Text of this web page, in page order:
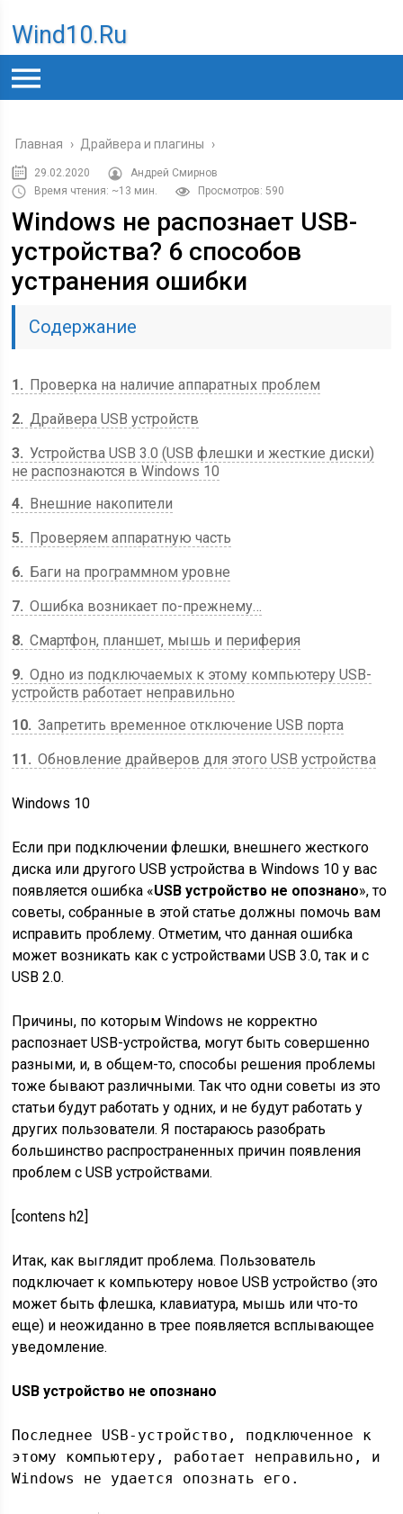
Wind10.ru
Главная › Драйвера и плагины ›
29.02.2020
Андрей Смирнов
Время чтения: ~13 мин.
Просмотров: 590
Windows не распознает USB-
устройства? 6 способов
устранения ошибки
Содержание
1
Проверка на наличие аппаратных проблем
2 Драйвера USB устройств
3 Устройства USB 3.0 (USB флешки и жесткие диски)
не распознаются в Windows 10
4
Внешние накопители
5
Проверяем аппаратную часть
6
Баги на программном уровне
7 Ошибка возникает по-прежнему…
8 Смартфон, планшет, мышь и периферия
9 Одно из подключаемых к этому компьютеру USB-
устройств работает неправильно
10 Запретить временное отключение USB порта
11
Обновление драйверов для этого USB устройства
Windows 10
Если при подключении флешки, внешнего жесткого
диска или другого USB устройства в Windows 10 у вас
появляется ошибка «USB устройство не опознано», то
советы, собранные в этой статье должны помочь вам
исправить проблему. Отметим, что данная ошибка
может возникать как с устройствами USB 3.0, так и с
USB 2.0.
Причины, по которым Windows не корректно
распознает USB-устройства, могут быть совершенно
разными, и, в общем-то, способы решения проблемы
тоже бывают различными. Так что одни советы из это
статьи будут работать у одних, и не будут работать у
других пользователи. Я постараюсь разобрать
большинство распространенных причин появления
проблем с USB устройствами.
[contens h2]
Итак, как выглядит проблема. Пользователь
подключает к компьютеру новое USB устройство (это
может быть флешка, клавиатура, мышь или что-то
еще) и неожиданно в трее появляется всплывающее
уведомление.
USB устройство не опознано
Последнее USB-устройство, подключенное к
этому компьютеру, работает неправильно, и
Windows не удается опознать его.